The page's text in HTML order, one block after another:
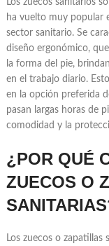
Los zuecos sanitarios
ha vuelto muy popular
sector sanitario. Se
diseño ergonómico,
la forma del pie,
en el trabajo diario.
en la opción preferida
pasan largas horas de
comodidad y la
¿POR QUÉ
ZUECOS O
Los zuecos o zapatillas